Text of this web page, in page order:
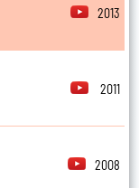
2013
2011
2008